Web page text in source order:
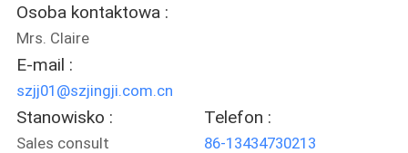
POLITYKA
PRYWATNOŚCI
Osoba kontaktowa :
Mrs. Claire
E-mail :
szjj01@szjingji.com.cn
Stanowisko :
Sales consult
Telefon :
86-13434730213